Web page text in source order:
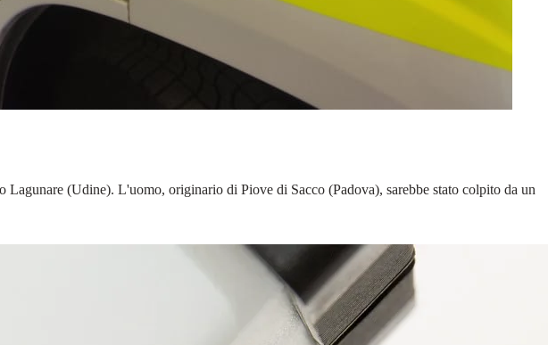
(Udine). L'uomo, originario di Piove di Sacco (Padova), sarebbe stato colpito da un